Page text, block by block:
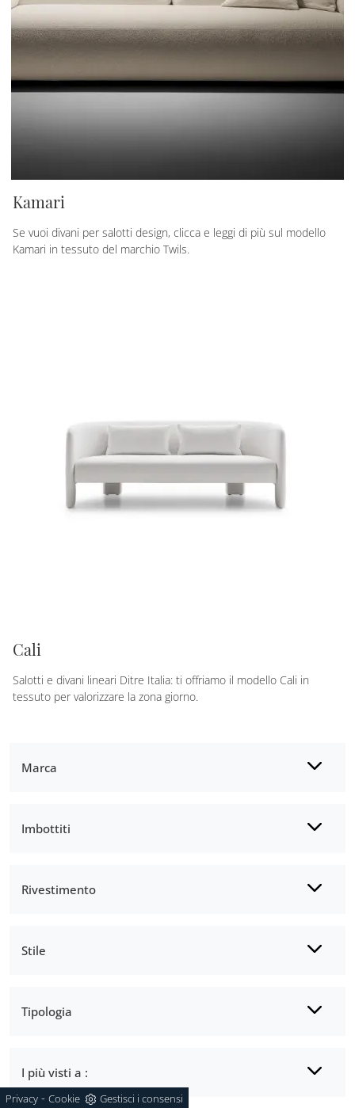
Marca
Imbottiti
Rivestimento
Stile
Tipologia
I più visti a :
Kamari
Se vuoi divani per salotti design, clicca e leggi di più sul modello
Kamari in tessuto del marchio Twils.
Cali
Salotti e divani lineari Ditre Italia: ti offriamo il modello Cali in
tessuto per valorizzare la zona giorno.
Privacy - Cookie Gestisci i consensi